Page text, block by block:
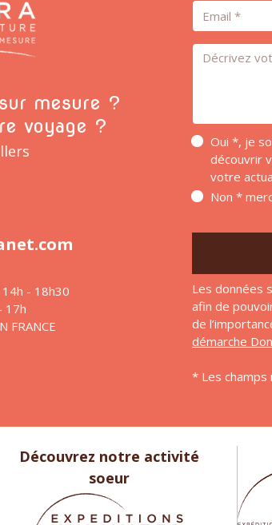
mesure ?
voyage ?
- 18h30
17h
FRANCE
Email
Message *
Oui *, je
découvrir
votre
Non *
Les données
afin de
de
démarche
* Les
Découvrez notre activité
soeur